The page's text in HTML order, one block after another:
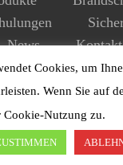
News
Kontakt
Cookies, um
Wenn Sie auf
Cookie-Nutzung zu.